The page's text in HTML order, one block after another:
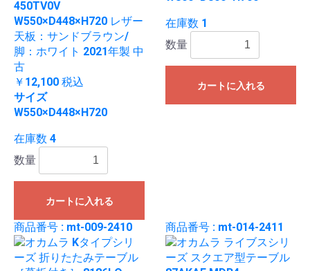
450TV0V
W550×D448×H720 レザー
天板：サンドブラウン/
脚：ホワイト 2021年製 中
古
￥12,100 税込
サイズ
W550×D448×H720
在庫数 4
数量
カートに入れる
在庫数 1
数量
カートに入れる
商品番号 : mt-009-2410 商品番号 : mt-014-2411